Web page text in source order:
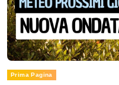
Prima Pagina